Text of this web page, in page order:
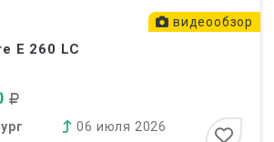
видеообзор
E 260 LC
06 июля 2026